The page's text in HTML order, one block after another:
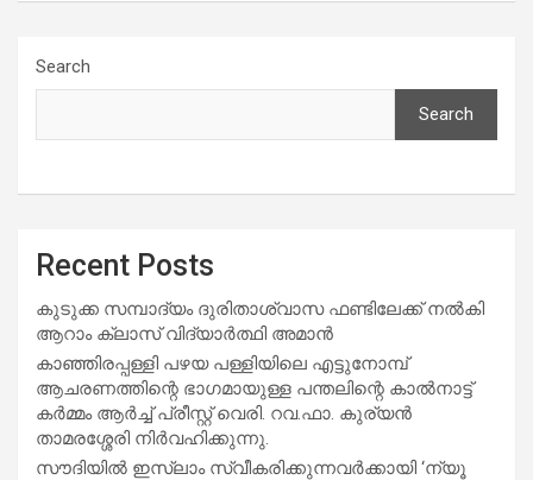
Search
Search
Recent Posts
കുടുക്ക സമ്പാദ്യം ദുരിതാശ്വാസ ഫണ്ടിലേക്ക് നൽകി
ആറാം ക്ലാസ് വിദ്യാർത്ഥി അമാൻ
കാഞ്ഞിരപ്പള്ളി പഴയ പള്ളിയിലെ എട്ടുനോമ്പ്
ആചരണത്തിന്റെ ഭാഗമായുള്ള പന്തലിന്റെ കാൽനാട്ട്
കർമ്മം ആർച്ച് പ്രീസ്റ്റ് വെരി. റവ.ഫാ. കുര്യൻ
താമരശ്ശേരി നിർവഹിക്കുന്നു.
സൗദിയില്‍ ഇസ്‌ലാം സ്വീകരിക്കുന്നവര്‍ക്കായി ‘ന്യൂ